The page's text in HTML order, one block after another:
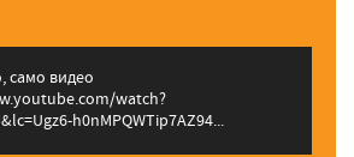
само видео
watch?
h0nMPQWTip7AZ94...